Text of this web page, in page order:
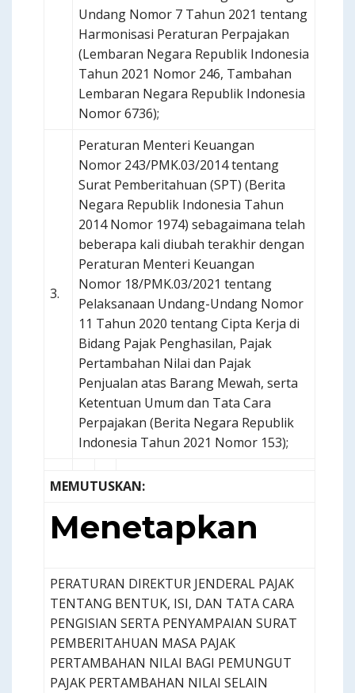
Undang Nomor 7 Tahun 2021 tentang
Harmonisasi Peraturan Perpajakan
(Lembaran Negara Republik Indonesia
Tahun 2021 Nomor 246, Tambahan
Lembaran Negara Republik Indonesia
Nomor 6736);
3.
Peraturan Menteri Keuangan
Nomor 243/PMK.03/2014 tentang
Surat Pemberitahuan (SPT) (Berita
Negara Republik Indonesia Tahun
2014 Nomor 1974) sebagaimana telah
beberapa kali diubah terakhir dengan
Peraturan Menteri Keuangan
Nomor 18/PMK.03/2021 tentang
Pelaksanaan Undang-Undang Nomor
11 Tahun 2020 tentang Cipta Kerja di
Bidang Pajak Penghasilan, Pajak
Pertambahan Nilai dan Pajak
Penjualan atas Barang Mewah, serta
Ketentuan Umum dan Tata Cara
Perpajakan (Berita Negara Republik
Indonesia Tahun 2021 Nomor 153);
MEMUTUSKAN:
Menetapkan
PERATURAN DIREKTUR JENDERAL PAJAK
TENTANG BENTUK, ISI, DAN TATA CARA
PENGISIAN SERTA PENYAMPAIAN SURAT
PEMBERITAHUAN MASA PAJAK
PERTAMBAHAN NILAI BAGI PEMUNGUT
PAJAK PERTAMBAHAN NILAI SELAIN